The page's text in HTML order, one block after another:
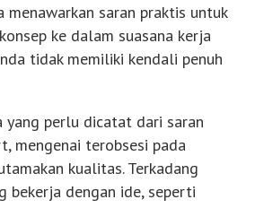
menawarkan saran praktis untuk
ke dalam suasana kerja
tidak memiliki kendali penuh
yang perlu dicatat dari saran
mengenai terobsesi pada
kualitas. Terkadang
bekerja dengan ide, seperti